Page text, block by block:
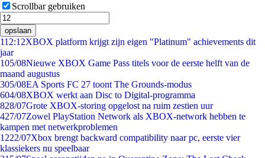
Scrollbar gebruiken
opslaan
112:12XBOX platform krijgt zijn eigen "Platinum" achievements dit
jaar
105/08Nieuwe XBOX Game Pass titels voor de eerste helft van de
maand augustus
305/08EA Sports FC 27 toont The Grounds-modus
604/08XBOX werkt aan Disc to Digital-programma
828/07Grote XBOX-storing opgelost na ruim zestien uur
427/07Zowel PlayStation Network als XBOX-network hebben te
kampen met netwerkproblemen
1222/07Xbox brengt backward compatibility naar pc, eerste vier
klassiekers nu speelbaar